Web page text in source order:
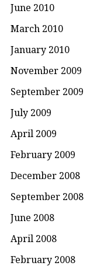
June 2010
March 2010
January 2010
November 2009
September 2009
July 2009
April 2009
February 2009
December 2008
September 2008
June 2008
April 2008
February 2008